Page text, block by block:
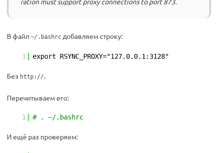
В файл ~/.bashrc добавляем строку:
1 export RSYNC_PROXY="127.0.0.1:3128"
Без http://.
Перечитываем его:
1 # . ~/.bashrc
И ещё раз проверяем: